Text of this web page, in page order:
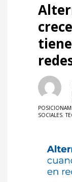
SOCIALES,